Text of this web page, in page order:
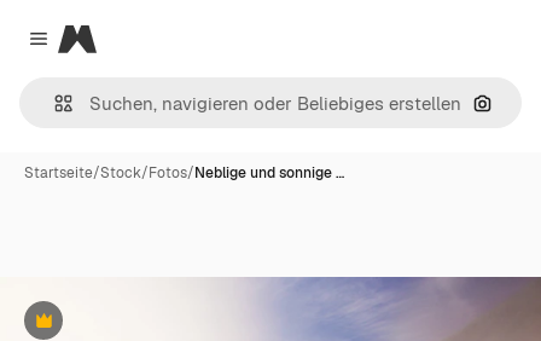
Close menu
Magnific
Nach
Startseite/Stock/Fotos/Neblige und sonnige …
Premium